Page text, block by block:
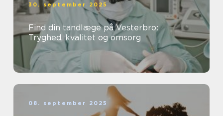
30. september 2025
Find din tandlæge på Vesterbro:
Tryghed, kvalitet og omsorg
08. september 2025